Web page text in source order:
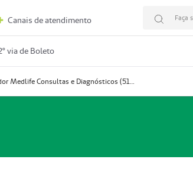
Canais de atendimento Faça
via de Boleto
Prestador Medlife Consultas e Diagnósticos (51004334-2)